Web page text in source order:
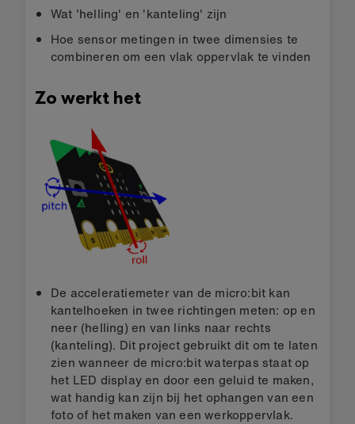
Wat 'helling' en 'kanteling' zijn
Hoe sensor metingen in twee dimensies te
combineren om een vlak oppervlak te vinden
Zo werkt het
De acceleratiemeter van de micro:bit kan
kantelhoeken in twee richtingen meten: op en
neer (helling) en van links naar rechts
(kanteling). Dit project gebruikt dit om te laten
zien wanneer de micro:bit waterpas staat op
het LED display en door een geluid te maken,
wat handig kan zijn bij het ophangen van een
foto of het maken van een werkoppervlak.